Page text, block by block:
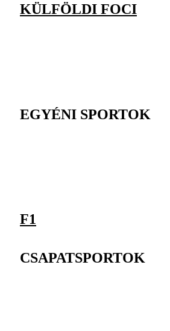
KÜLFÖLDI FOCI
EGYÉNI SPORTOK
F1
CSAPATSPORTOK